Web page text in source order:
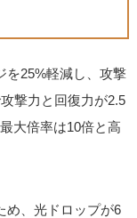
を25%軽減し、攻撃
撃力と回復力が2.5
大倍率は10倍と高
め、光ドロップが6